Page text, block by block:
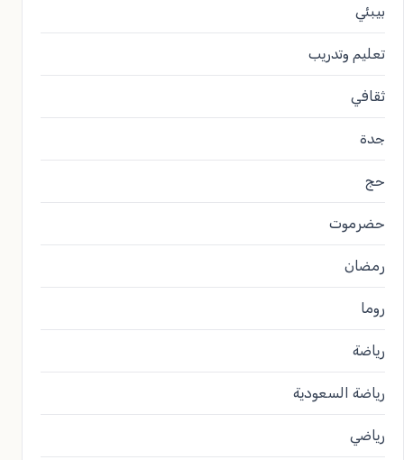
بيبئي
تعليم وتدريب
ثقافي
جدة
حج
حضرموت
رمضان
روما
رياضة
رياضة السعودية
رياضي